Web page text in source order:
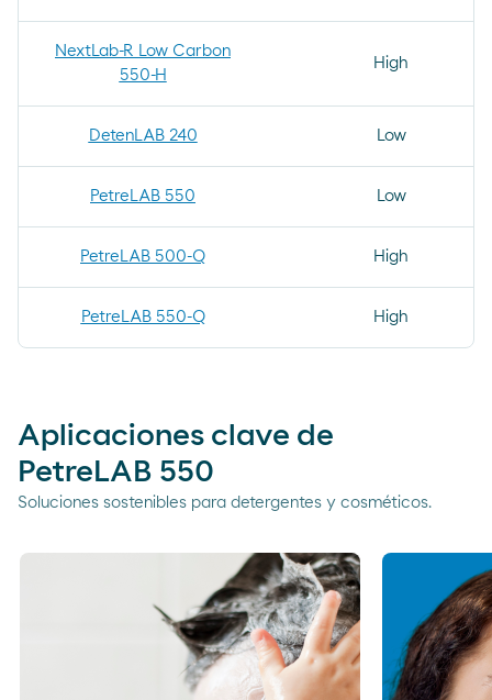
NextLab-R Low Carbon
550-H
High
DetenLAB 240 Low
PetreLAB 550 Low
PetreLAB 500-Q High
PetreLAB 550-Q High
Aplicaciones clave de
PetreLAB 550
Soluciones sostenibles para detergentes y cosméticos.